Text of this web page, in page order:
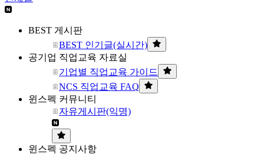
BEST 게시판
BEST 인기글(실시간)
공기업 직업교육 자료실
기업별 직업교육 가이드
NCS 직업교육 FAQ
윈스펙 커뮤니티
자유게시판(익명)
윈스펙 공지사항